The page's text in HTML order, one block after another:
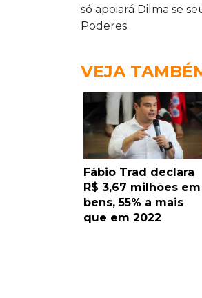
só apoiará Dilma se
Poderes.
VEJA
Fábio Trad declara
R$ 3,67 milhões em
bens, 55% a mais
que em 2022